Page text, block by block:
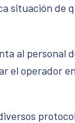
situación
al personal
operador